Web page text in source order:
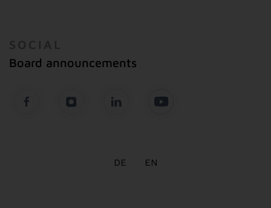
Board announcements
DE EN